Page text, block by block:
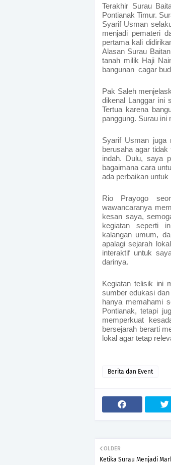
Terakhir Surau
Pontianak Timur.
Syarif Usman
menjadi pemateri
pertama kali
Alasan Surau
tanah milik Haji
bangunan cagar
Pak Saleh
dikenal Langgar ini
Tertua karena
panggung. Surau ini
Syarif Usman juga
berusaha agar
indah. Dulu, saya
bagaimana cara
ada perbaikan untuk
Rio Prayogo
wawancaranya
kesan saya,
kegiatan seperti
kalangan umum,
apalagi sejarah
interaktif untuk
darinya.
Kegiatan telisik ini
sumber edukasi
hanya memahami
Pontianak, tetapi
memperkuat
bersejarah berarti
lokal agar tetap
Berita dan Event
OLDER
Ketika Surau Menjadi